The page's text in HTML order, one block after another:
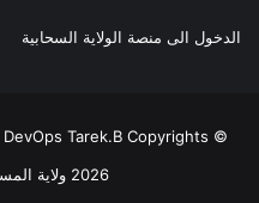
الدخول الى منصة الولاية السحابية
Tarek.B Copyrights ©
2026 ولاية المسيلة | Wilaya M'sila